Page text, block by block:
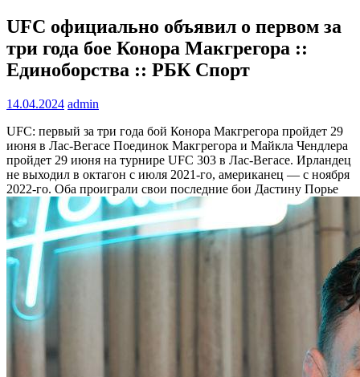
UFC официально объявил о первом за
три года бое Конора Макгрегора ::
Единоборства :: РБК Спорт
14.04.2024 admin
UFC: первый за три года бой Конора Макгрегора пройдет 29
июня в Лас-Вегасе Поединок Макгрегора и Майкла Чендлера
пройдет 29 июня на турнире UFC 303 в Лас-Вегасе. Ирландец
не выходил в октагон с июля 2021-го, американец — с ноября
2022-го. Оба проиграли свои последние бои Дастину Порье